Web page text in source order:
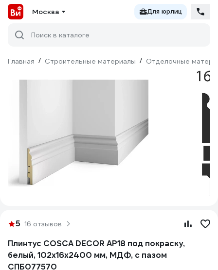
Москва Для юрлиц
Поиск в каталоге
Главная / Строительные материалы / Отделочные
5 16 отзывов
Плинтус COSCA DECOR AP18 под покраску,
белый, 102x16x2400 мм, МДФ, с пазом
СПБ077570